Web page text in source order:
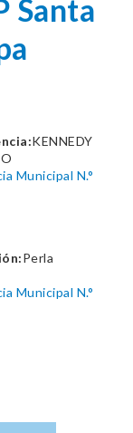
Santa
KENNEDY
Municipal N.°
Perla
Municipal N.°